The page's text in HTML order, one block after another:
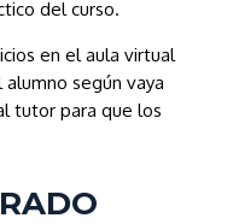
del curso.
en el aula virtual
según vaya
tutor para que los